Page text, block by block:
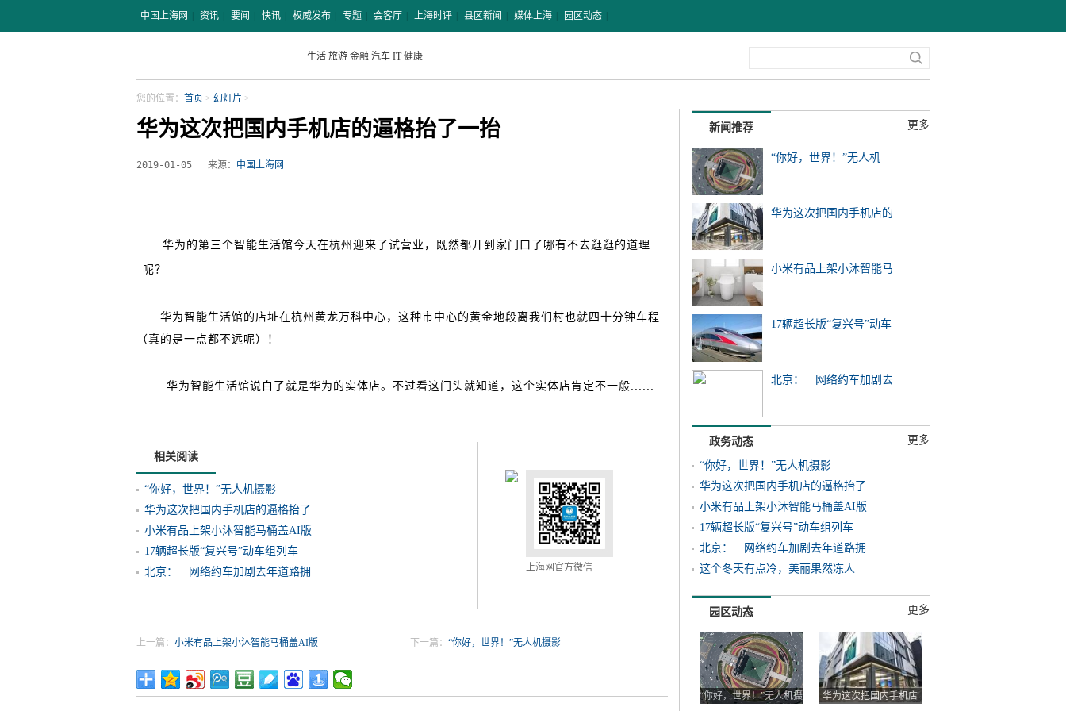
中国上海网 资讯 要闻 快讯 权威发布 专题 会客厅 上海时评 县区新闻 媒体上海 园区动态
生活 旅游 金融 汽车 IT 健康
您的位置： 首页 > 幻灯片 >
华为这次把国内手机店的逼格抬了一抬
2019-01-05 来源： 中国上海网
华为的第三个智能生活馆今天在杭州迎来了试营业，既然都开到家门口了哪有不去逛逛的道理
呢？
华为智能生活馆的店址在杭州黄龙万科中心，这种市中心的黄金地段离我们村也就四十分钟车程
（真的是一点都不远呢）！
华为智能生活馆说白了就是华为的实体店。不过看这门头就知道，这个实体店肯定不一般......
相关阅读
“你好，世界！”无人机摄影
华为这次把国内手机店的逼格抬了
小米有品上架小沐智能马桶盖AI版
17辆超长版“复兴号”动车组列车
北京： 网络约车加剧去年道路拥
上海网官方微信
上一篇： 小米有品上架小沐智能马桶盖AI版 下一篇： “你好，世界！”无人机摄影
新闻推荐 更多
“你好，世界！”无人机
华为这次把国内手机店的
小米有品上架小沐智能马
17辆超长版“复兴号”动车
北京： 网络约车加剧去
政务动态 更多
“你好，世界！”无人机摄影
华为这次把国内手机店的逼格抬了
小米有品上架小沐智能马桶盖AI版
17辆超长版“复兴号”动车组列车
北京： 网络约车加剧去年道路拥
这个冬天有点冷，美丽果然冻人
园区动态 更多
“你好，世界！”无人机摄
华为这次把国内手机店